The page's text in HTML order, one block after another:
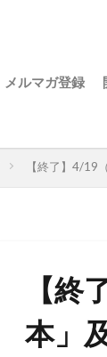
メルマガ登録
【終了】4/19
【
本」